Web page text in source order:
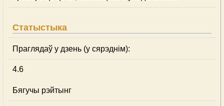
Статыстыка
Праглядаў у дзень (у сярэднім):
4.6
Бягучы рэйтынг